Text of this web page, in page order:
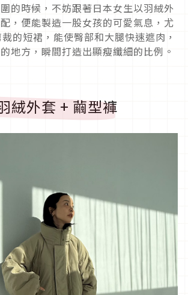
的時候，不妨跟著日本女生以羽絨外
，便能製造一股女孩的可愛氣息，尤
的短裙，能使臀部和大腿快速遮肉，
地方，瞬間打造出顯瘦纖細的比例。
絨外套 +繭型褲